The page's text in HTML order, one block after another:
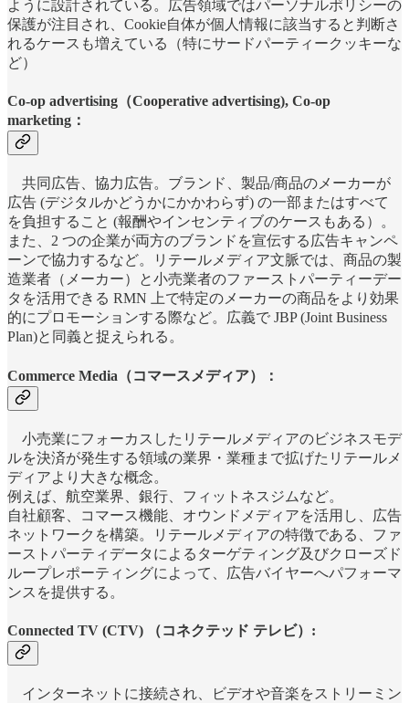
ように設計されている。広告領域ではパーソナルポリシーの
保護が注目され、Cookie自体が個人情報に該当すると判断さ
れるケースも増えている（特にサードパーティークッキーな
ど）
Co-op advertising（Cooperative advertising), Co-op
marketing：
共同広告、協力広告。ブランド、製品/商品のメーカーが
広告 (デジタルかどうかにかかわらず) の一部またはすべて
を負担すること (報酬やインセンティブのケースもある）。
また、2 つの企業が両方のブランドを宣伝する広告キャンペ
ーンで協力するなど。リテールメディア文脈では、商品の製
造業者（メーカー）と小売業者のファーストパーティーデー
タを活用できる RMN 上で特定のメーカーの商品をより効果
的にプロモーションする際など。広義で JBP (Joint Business
Plan)と同義と捉えられる。
Commerce Media（コマースメディア）：
小売業にフォーカスしたリテールメディアのビジネスモデ
ルを決済が発生する領域の業界・業種まで拡げたリテールメ
ディアより大きな概念。
例えば、航空業界、銀行、フィットネスジムなど。
自社顧客、コマース機能、オウンドメディアを活用し、広告
ネットワークを構築。リテールメディアの特徴である、ファ
ーストパーティデータによるターゲティング及びクローズド
ループレポーティングによって、広告バイヤーへパフォーマ
ンスを提供する。
Connected TV (CTV) （コネクテッド テレビ）:
インターネットに接続され、ビデオや音楽をストリーミン